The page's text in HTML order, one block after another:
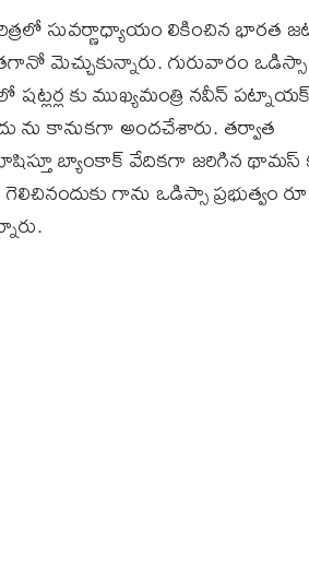
సువర్ణాధ్యాయం లికించిన భారత
మెచ్చుకున్నారు. గురువారం
కు ముఖ్యమంత్రి నవీన్
ను కానుకగా అందచేశారు. తర్వాత
బ్యాంకాక్ వేదికగా జరిగిన
గాను ఒడిస్సా ప్రభుత్వం